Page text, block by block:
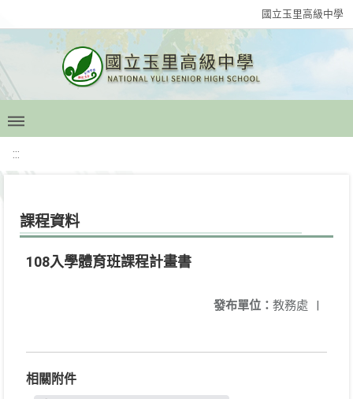
國立玉里高級中學
:::
課程資料
108入學體育班課程計畫書
發布單位： 教務處 |
相關附件